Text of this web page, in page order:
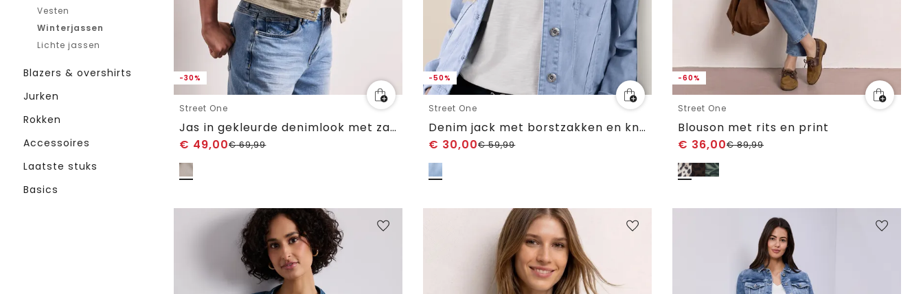
Vesten
Winterjassen
Lichte jassen
Blazers & overshirts
Jurken
Rokken
Accessoires
Laatste stuks
Basics
-30%
Street One
Jas in gekleurde denimlook met zakken
€ 49,00€69,99
-50%
Street One
Denim jack met borstzakken en knopen
€ 30,00€59,99
-60%
Street One
Blouson met rits en print
€ 36,00€89,99